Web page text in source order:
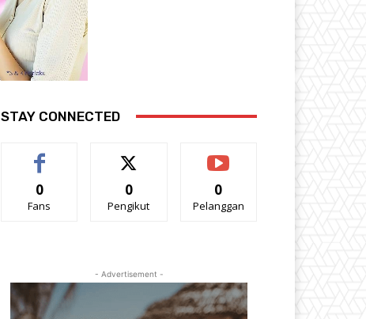
STAY CONNECTED
0
Fans
0
Pengikut
0
Pelanggan
- Advertisement -